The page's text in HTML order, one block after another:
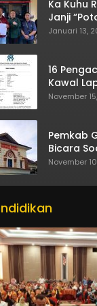
Ka Kuhu
Janji
Januari 13,
16
Kawal
One
November
Pemkab
Bicara
Asusila
November